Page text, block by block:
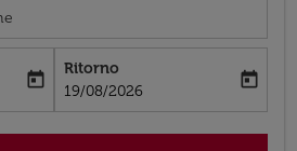
aria-label
today
Ritorno
fc-booking-return-date-aria-label
19/08/2026
today